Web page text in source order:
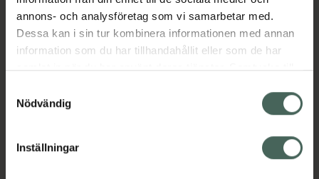
annons- och analysföretag som vi samarbetar med.
Dessa kan i sin tur kombinera informationen med annan
information som du har tillhandahållit eller som de har
samlat in när du har använt deras tjänster. Samtycke till
återkalla ditt samtycke via webbplatsens
cookieinställningar. Ett återkallat samtycke påverkar inte
lagligheten av behandling som skett innan återkallelsen.
Nödvändig
Inställningar
användning.
EAN:07319900002629
Bipacksedel från FASS Visa